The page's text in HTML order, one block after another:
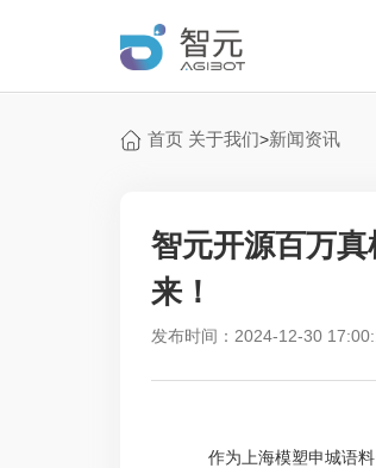
首页 关于我们>新闻资讯
智元开源百万
来！
发布时间：2024-12-30
作为上海模塑申城语料